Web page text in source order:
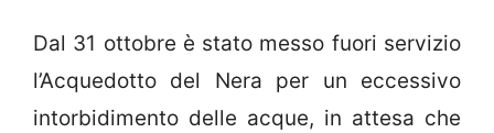
Dal 31 ottobre è stato messo fuori servizio
l’Acquedotto del Nera per un eccessivo
intorbidimento delle acque, in attesa che